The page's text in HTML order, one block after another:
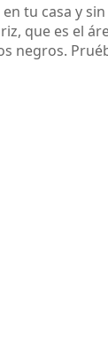
tu casa y
que es el
negros.